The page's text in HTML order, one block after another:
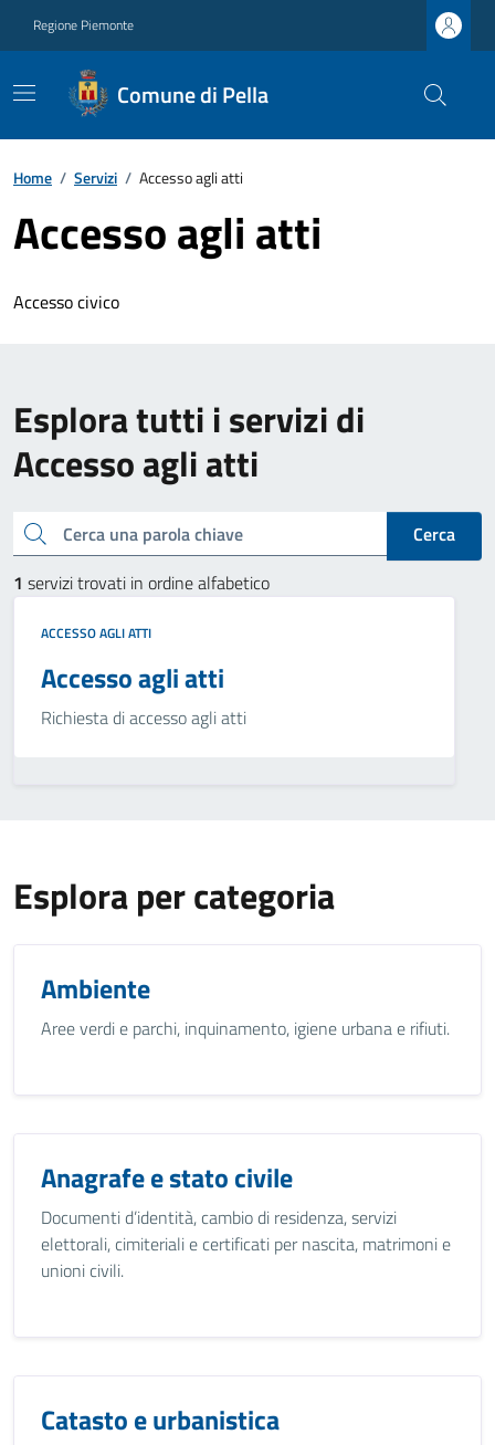
Regione Piemonte
Comune di Pella
Home / Servizi / Accesso agli atti
Accesso agli atti
Accesso civico
Esplora tutti i servizi di
Accesso agli atti
Cerca una parola chiave
Cerca
1 servizi trovati in ordine alfabetico
ACCESSO AGLI ATTI
Accesso agli atti
Richiesta di accesso agli atti
Esplora per categoria
Ambiente
Aree verdi e parchi, inquinamento, igiene urbana e rifiuti.
Anagrafe e stato civile
Documenti d’identità, cambio di residenza, servizi
elettorali, cimiteriali e certificati per nascita, matrimoni e
unioni civili.
Catasto e urbanistica